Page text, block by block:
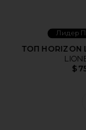
Лидер
ТОП HORIZON